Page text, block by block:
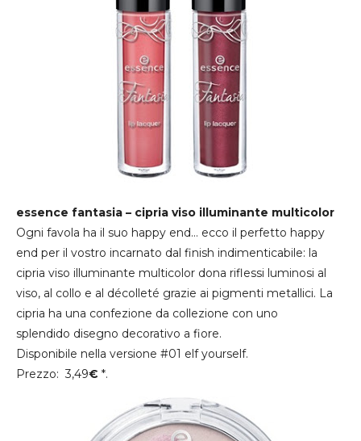
essence fantasia – cipria viso illuminante multicolor
Ogni favola ha il suo happy end… ecco il perfetto happy
end per il vostro incarnato dal finish indimenticabile: la
cipria viso illuminante multicolor dona riflessi luminosi al
viso, al collo e al décolleté grazie ai pigmenti metallici. La
cipria ha una confezione da collezione con uno
splendido disegno decorativo a fiore.
Disponibile nella versione #01 elf yourself.
Prezzo: 3,49€ *.